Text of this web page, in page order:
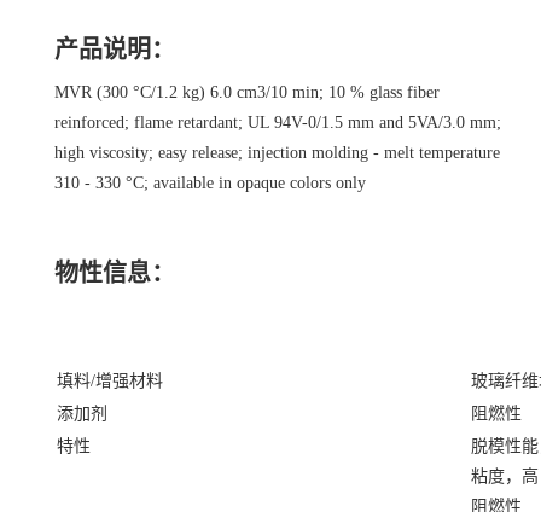
产品说明：
MVR (300 °C/1.2 kg) 6.0 cm3/10 min; 10 % glass fiber
reinforced; flame retardant; UL 94V-0/1.5 mm and 5VA/3.0 mm;
high viscosity; easy release; injection molding - melt temperature
310 - 330 °C; available in opaque colors only
物性信息：
填料/增强材料
玻璃纤
添加剂
阻燃性
特性
脱模性
粘度，高
阻燃性